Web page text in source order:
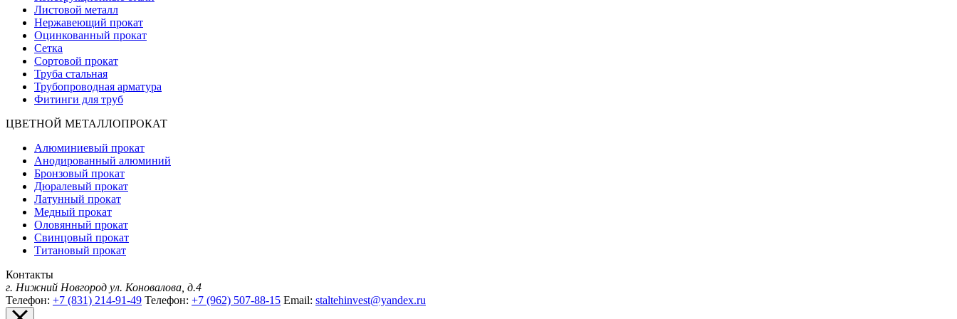
Листовой металл
Нержавеющий прокат
Оцинкованный прокат
Сетка
Сортовой прокат
Труба стальная
Трубопроводная арматура
Фитинги для труб
ЦВЕТНОЙ МЕТАЛЛОПРОКАТ
Алюминиевый прокат
Анодированный алюминий
Бронзовый прокат
Дюралевый прокат
Латунный прокат
Медный прокат
Оловянный прокат
Свинцовый прокат
Титановый прокат
Контакты
г. Нижний Новгород ул. Коновалова, д.4
Телефон: +7 (831) 214-91-49 Телефон: +7 (962) 507-88-15 Email: staltehinvest@yandex.ru